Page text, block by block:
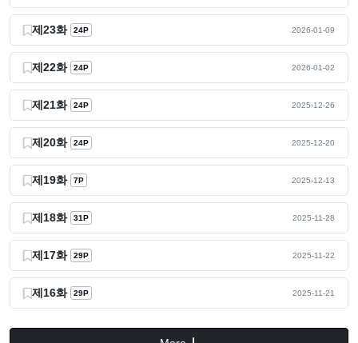
제23화 24P 2026-01-09
제22화 24P 2026-01-02
제21화 24P 2025-12-26
제20화 24P 2025-12-20
제19화 7P 2025-12-13
제18화 31P 2025-11-28
제17화 29P 2025-11-22
제16화 29P 2025-11-21